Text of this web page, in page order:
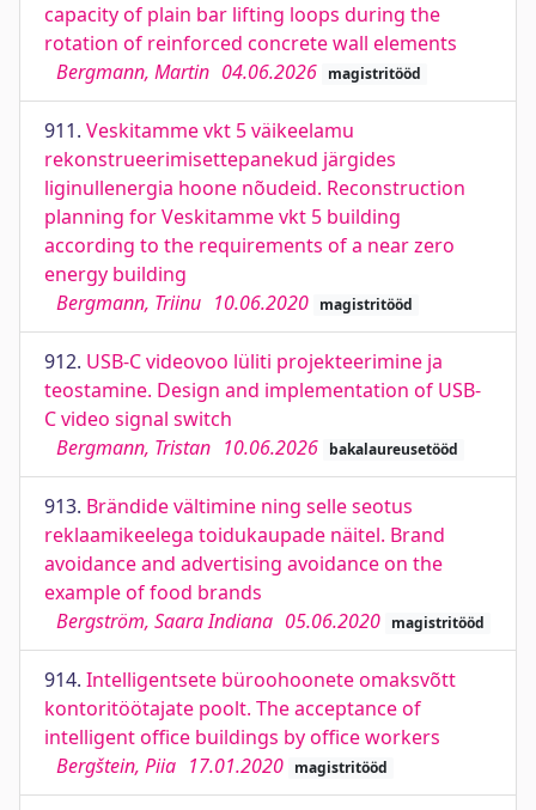
capacity of plain bar lifting loops during the
rotation of reinforced concrete wall elements
Bergmann, Martin 04.06.2026 magistritööd
911. Veskitamme vkt 5 väikeelamu
rekonstrueerimisettepanekud järgides
liginullenergia hoone nõudeid. Reconstruction
planning for Veskitamme vkt 5 building
according to the requirements of a near zero
energy building
Bergmann, Triinu 10.06.2020 magistritööd
912. USB-C videovoo lüliti projekteerimine ja
teostamine. Design and implementation of USB-
C video signal switch
Bergmann, Tristan 10.06.2026 bakalaureusetööd
913. Brändide vältimine ning selle seotus
reklaamikeelega toidukaupade näitel. Brand
avoidance and advertising avoidance on the
example of food brands
Bergström, Saara Indiana 05.06.2020 magistritööd
914. Intelligentsete büroohoonete omaksvõtt
kontoritöötajate poolt. The acceptance of
intelligent office buildings by office workers
Bergštein, Piia 17.01.2020 magistritööd